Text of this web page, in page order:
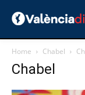
Home Chabel
Chabel